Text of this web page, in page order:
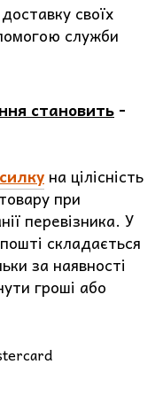
своїх
служби
становить -
на цілісність
при
перевізника. У
складається
за наявності
гроші або